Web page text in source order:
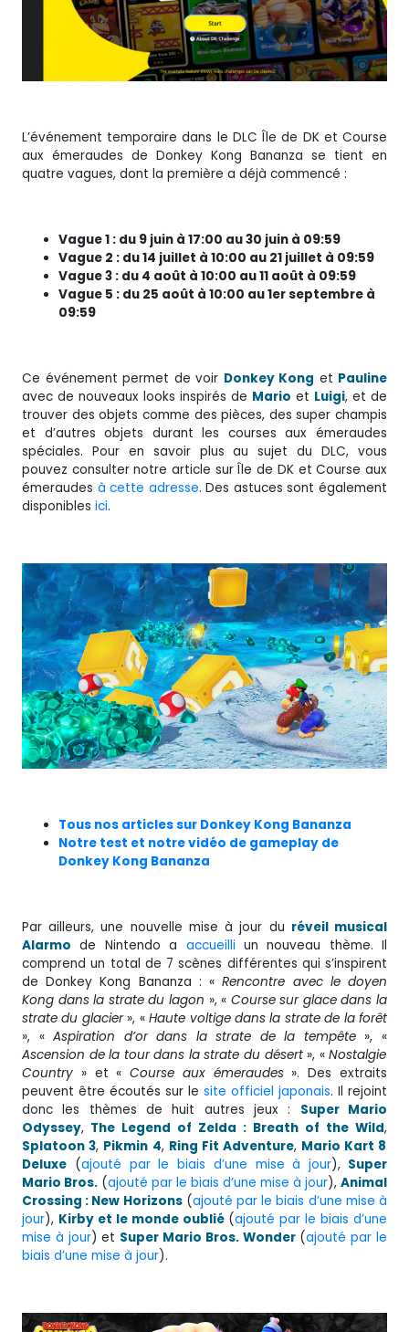
L’événement temporaire dans le DLC Île de DK et Course
aux émeraudes de Donkey Kong Bananza se tient en
quatre vagues, dont la première a déjà commencé :
Vague 1 : du 9 juin à 17:00 au 30 juin à 09:59
Vague 2 : du 14 juillet à 10:00 au 21 juillet à 09:59
Vague 3 : du 4 août à 10:00 au 11 août à 09:59
Vague 5 : du 25 août à 10:00 au 1er septembre à
09:59
Ce événement permet de voir Donkey Kong et Pauline
avec de nouveaux looks inspirés de Mario et Luigi, et de
trouver des objets comme des pièces, des super champis
et d’autres objets durant les courses aux émeraudes
spéciales. Pour en savoir plus au sujet du DLC, vous
pouvez consulter notre article sur Île de DK et Course aux
émeraudes à cette adresse. Des astuces sont également
disponibles ici.
Tous nos articles sur Donkey Kong Bananza
Notre test et notre vidéo de gameplay de
Donkey Kong Bananza
Par ailleurs, une nouvelle mise à jour du réveil musical
Alarmo de Nintendo a accueilli un nouveau thème. Il
comprend un total de 7 scènes différentes qui s’inspirent
de Donkey Kong Bananza : «Rencontre avec le doyen
Kong dans la strate du lagon », « Course sur glace dans la
strate du glacier», «Haute voltige dans la strate de la forêt
», «Aspiration d’or dans la strate de la tempête», «
Ascension de la tour dans la strate du désert», «Nostalgie
Country » et « Course aux émeraudes». Des extraits
peuvent être écoutés sur le site officiel japonais. Il rejoint
donc les thèmes de huit autres jeux : Super Mario
Odyssey, The Legend of Zelda : Breath of the Wild,
Splatoon 3, Pikmin 4, Ring Fit Adventure, Mario Kart 8
Deluxe (ajouté par le biais d’une mise à jour), Super
Mario Bros. (ajouté par le biais d’une mise à jour), Animal
Crossing : New Horizons(ajouté par le biais d’une mise à
jour), Kirby et le monde oublié(ajouté par le biais d’une
mise à jour) et Super Mario Bros. Wonder(ajouté par le
biais d’une mise à jour).